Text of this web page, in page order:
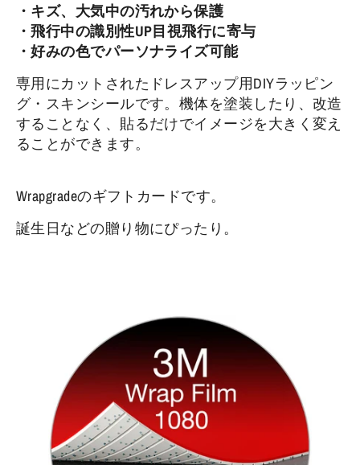
ア
ア
・キズ、大気中の汚れから保護
・飛行中の識別性UP目視飛行に寄与
・好みの色でパーソナライズ可能
専用にカットされたドレスアップ用DIYラッピン
グ・スキンシールです。機体を塗装したり、改造
することなく、貼るだけでイメージを大きく変え
ることができます。
Wrapgradeのギフトカードです。
誕生日などの贈り物にぴったり。